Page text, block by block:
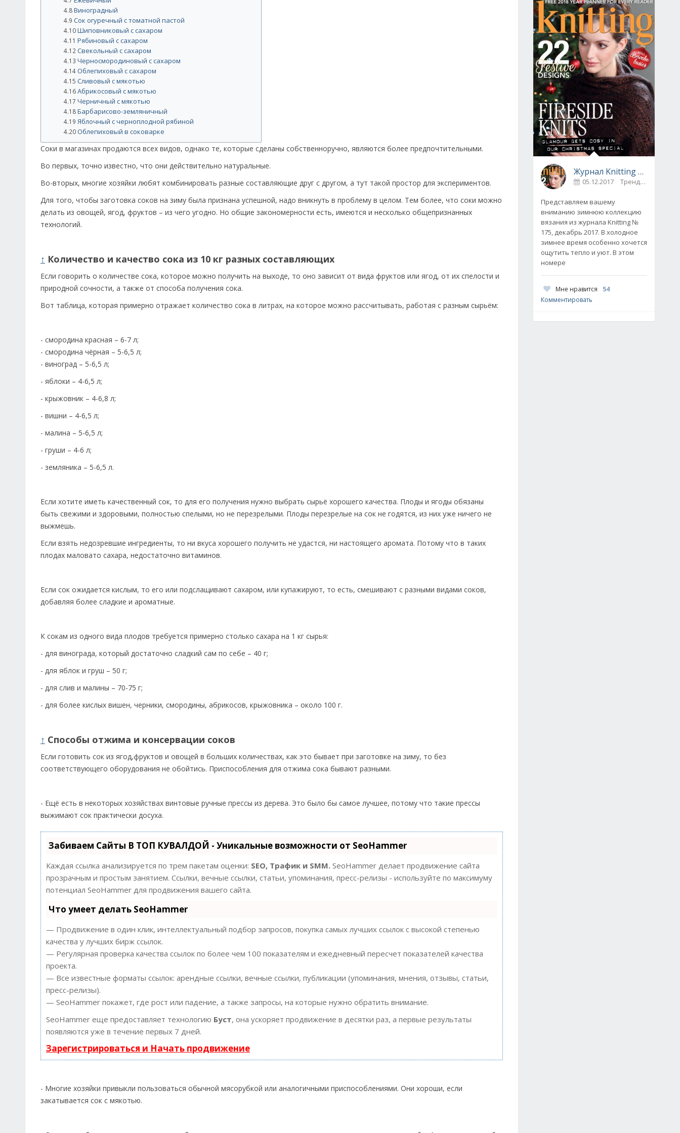
4.8Виноградный
4.9 Сок огуречный с томатной пастой
4.10Шиповниковый с сахаром
4.11 Рябиновый с сахаром
4.12 Свекольный с сахаром
4.13 Черносмородиновый с сахаром
4.14Облепиховый с сахаром
4.15 Сливовый с мякотью
4.16Абрикосовый с мякотью
4.17 Черничный с мякотью
4.18Барбарисово-земляничный
4.19 Яблочный с черноплодной рябиной
4.20Облепиховый в соковарке
Соки в магазинах продаются всех видов, однако те, которые сделаны собственноручно, являются более предпочтительными.
Во первых, точно известно, что они действительно натуральные.
Во-вторых, многие хозяйки любят комбинировать разные составляющие друг с другом, а тут такой простор для экспериментов.
Для того, чтобы заготовка соков на зиму была признана успешной, надо вникнуть в проблему в целом. Тем более, что соки можно
делать из овощей, ягод, фруктов – из чего угодно. Но общие закономерности есть, имеются и несколько общепризнанных
технологий.
↑ Количество и качество сока из 10 кг разных составляющих
Если говорить о количестве сока, которое можно получить на выходе, то оно зависит от вида фруктов или ягод, от их спелости и
природной сочности, а также от способа получения сока.
Вот таблица, которая примерно отражает количество сока в литрах, на которое можно рассчитывать, работая с разным сырьём:
- смородина красная – 6-7 л;
- смородина чёрная – 5-6,5 л;
- виноград – 5-6,5 л;
- яблоки – 4-6,5 л;
- крыжовник – 4-6,8 л;
- вишни – 4-6,5 л;
- малина – 5-6,5 л;
- груши – 4-6 л;
- земляника – 5-6,5 л.
Если хотите иметь качественный сок, то для его получения нужно выбрать сырьё хорошего качества. Плоды и ягоды обязаны
быть свежими и здоровыми, полностью спелыми, но не перезрелыми. Плоды перезрелые на сок не годятся, из них уже ничего не
выжмешь.
Если взять недозревшие ингредиенты, то ни вкуса хорошего получить не удастся, ни настоящего аромата. Потому что в таких
плодах маловато сахара, недостаточно витаминов.
Если сок ожидается кислым, то его или подслащивают сахаром, или купажируют, то есть, смешивают с разными видами соков,
добавляя более сладкие и ароматные.
К сокам из одного вида плодов требуется примерно столько сахара на 1 кг сырья:
- для винограда, который достаточно сладкий сам по себе – 40 г;
- для яблок и груш – 50 г;
- для слив и малины – 70-75 г;
- для более кислых вишен, черники, смородины, абрикосов, крыжовника – около 100 г.
↑ Способы отжима и консервации соков
Если готовить сок из ягод,фруктов и овощей в больших количествах, как это бывает при заготовке на зиму, то без
соответствующего оборудования не обойтись. Приспособления для отжима сока бывают разными.
- Ещё есть в некоторых хозяйствах винтовые ручные прессы из дерева. Это было бы самое лучшее, потому что такие прессы
выжимают сок практически досуха.
Забиваем Сайты В ТОП КУВАЛДОЙ - Уникальные возможности от SeoHammer
Каждая ссылка анализируется по трем пакетам оценки: SEO, Трафик и SMM. SeoHammer делает продвижение сайта
прозрачным и простым занятием. Ссылки, вечные ссылки, статьи, упоминания, пресс-релизы - используйте по максимуму
потенциал SeoHammer для продвижения вашего сайта.
Что умеет делать SeoHammer
— Продвижение в один клик, интеллектуальный подбор запросов, покупка самых лучших ссылок с высокой степенью
качества у лучших бирж ссылок.
— Регулярная проверка качества ссылок по более чем 100 показателям и ежедневный пересчет показателей качества
проекта.
— Все известные форматы ссылок: арендные ссылки, вечные ссылки, публикации (упоминания, мнения, отзывы, статьи,
пресс-релизы).
— SeoHammer покажет, где рост или падение, а также запросы, на которые нужно обратить внимание.
SeoHammer еще предоставляет технологию Буст, она ускоряет продвижение в десятки раз, а первые результаты
появляются уже в течение первых 7 дней.
Зарегистрироваться и Начать продвижение
- Многие хозяйки привыкли пользоваться обычной мясорубкой или аналогичными приспособлениями. Они хороши, если
закатывается сок с мякотью.
Журнал Knitting № 175, декабрь 2017
05.12.2017 Тренды
Представляем вашему
вниманию зимнюю коллекцию
вязания из журнала Knitting №
175, декабрь 2017. В холодное
зимнее время особенно хочется
ощутить тепло и уют. В этом
номере
Мне нравится
54
Комментировать